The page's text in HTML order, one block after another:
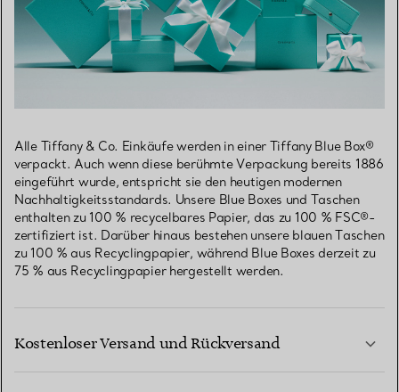
Alle Tiffany & Co. Einkäufe werden in einer Tiffany Blue Box®
verpackt. Auch wenn diese berühmte Verpackung bereits 1886
eingeführt wurde, entspricht sie den heutigen modernen
Nachhaltigkeitsstandards. Unsere Blue Boxes und Taschen
enthalten zu 100 % recycelbares Papier, das zu 100 % FSC®-
zertifiziert ist. Darüber hinaus bestehen unsere blauen Taschen
zu 100 % aus Recyclingpapier, während Blue Boxes derzeit zu
75 % aus Recyclingpapier hergestellt werden.
Kostenloser Versand und Rückversand